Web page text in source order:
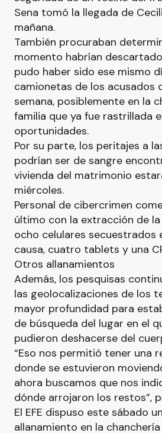
Sena tomó la llegada de
mañana.
También procuraban
momento habrían
pudo haber sido ese mismo
camionetas de los acusados
semana, posiblemente en la
familia que ya fue rastrillada
oportunidades.
Por su parte, los peritajes a
podrían ser de sangre
vivienda del matrimonio
miércoles.
Personal de cibercrimen
último con la extracción de
ocho celulares secuestrados
causa, cuatro tablets y una
Otros allanamientos
Además, los pesquisas
las geolocalizaciones de los
mayor profundidad para
de búsqueda del lugar en el
pudieron deshacerse del
“Eso nos permitió tener una
donde se estuvieron
ahora buscamos que nos
dónde arrojaron los restos”,
El EFE dispuso este sábado
allanamiento en la